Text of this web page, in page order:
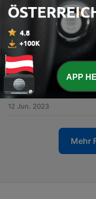
MEXICANA
Podcast
28 Aug. 2023
235 - Mucho con
La Huerfanita y
10 Jul. 2023
234 - Hoy con Los
desde Orlando
12 Jun. 2023
Mehr
APP